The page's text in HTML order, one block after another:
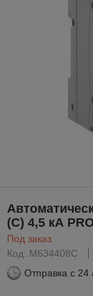
(C) 4,5 кА
Под заказ
Код: M634408C
Отправка с 24